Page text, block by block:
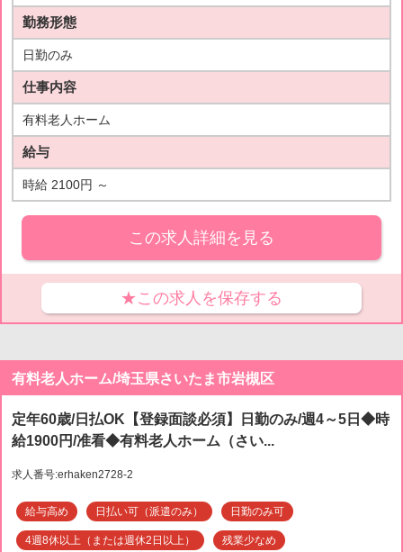
勤務形態
日勤のみ
仕事内容
有料老人ホーム
給与
時給 2100円 ～
この求人詳細を見る
★この求人を保存する
有料老人ホーム/埼玉県さいたま市岩槻区
定年60歳/日払OK【登録面談必須】日勤のみ/週4～5日◆時
給1900円/准看◆有料老人ホーム（さい...
求人番号:erhaken2728-2
給与高め 日払い可（派遣のみ） 日勤のみ可
4週8休以上（または週休2日以上） 残業少なめ